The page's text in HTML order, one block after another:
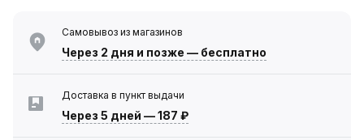
Самовывоз из магазинов
Через 2 дня и позже — бесплатно
Доставка в пункт выдачи
Через 5 дней —187 ₽